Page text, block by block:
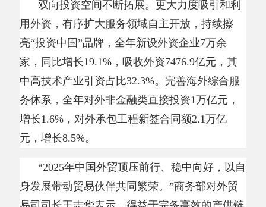
易司司长王志华表示，得益于完备高效的产供链
体系和持续创新，中国商品在设计、技术、质
量、效率、服务等方面整体跃升，为各国消费者
提供更多选择，满足不同领域、不同层次的消费
需求。中国深度参与全球产业分工和合作，供给
各国特别是发展中国家产业发展和工业化进程作
出重要贡献。
商务部外国投资管理司负责人王亚介绍，将以服
务业为重点扩大市场准入和开放领域。优化外商
投资支持政策，一视同仁支持外资企业参与提振